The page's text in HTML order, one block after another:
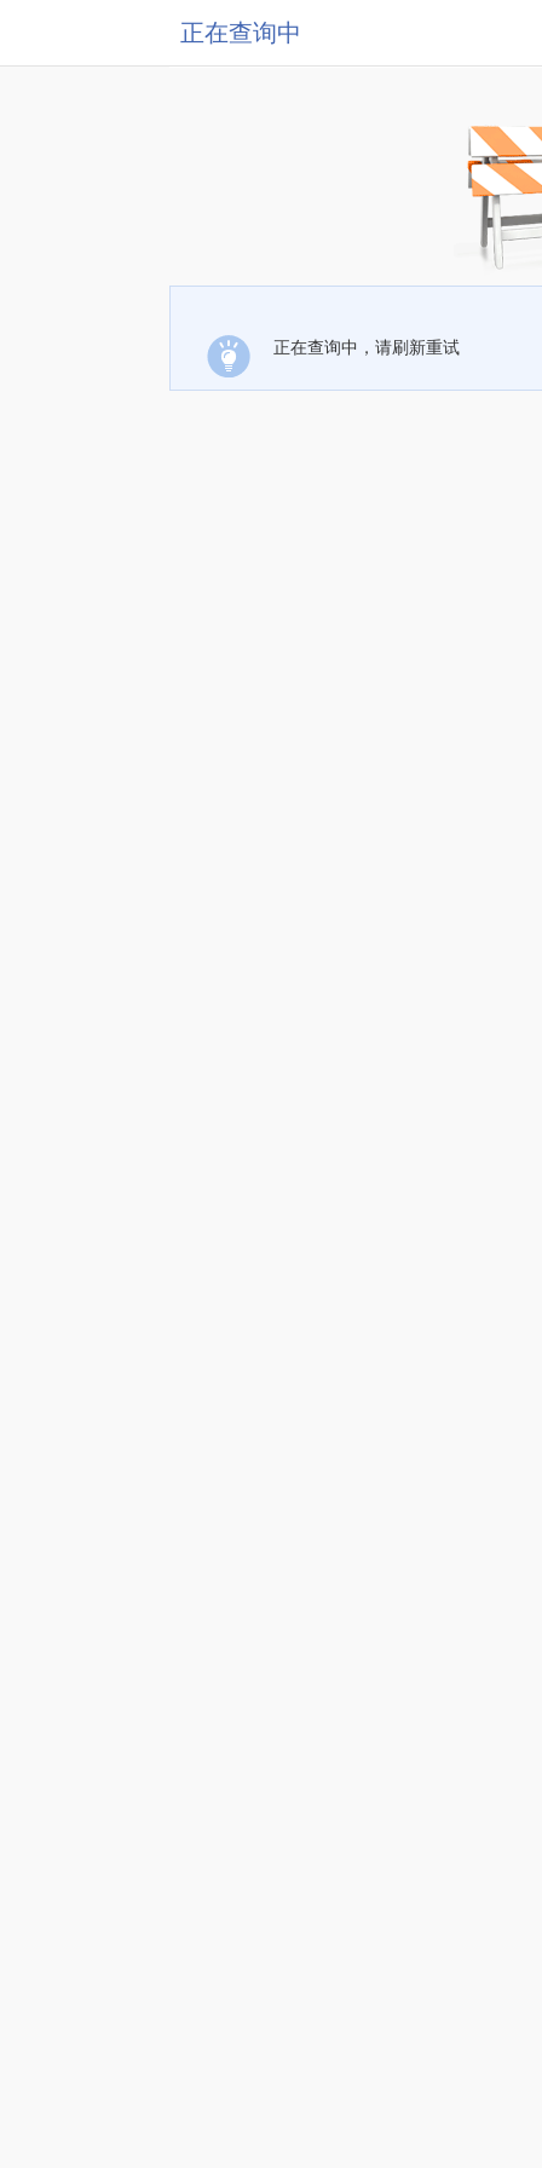
正在查询中
正在查询中，请刷新重试